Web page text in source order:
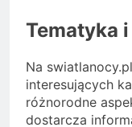
Tematyka
Na
interesujących
różnorodne
dostarcza